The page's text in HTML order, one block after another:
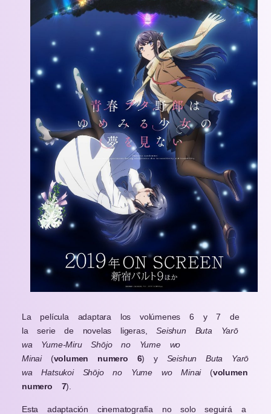
La película adaptara los volúmenes 6 y 7 de
la serie de novelas ligeras,Seishun Buta Yarō
wa Yume-Miru Shōjo no Yume wo
Minai (volumen numero 6) y Seishun Buta Yarō
wa Hatsukoi Shōjo no Yume wo Minai(volumen
numero 7).
Esta adaptación cinematografía no solo seguirá a